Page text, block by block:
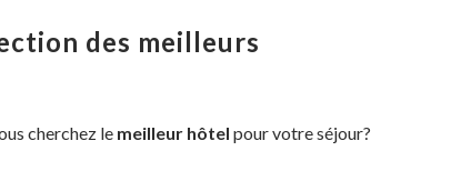
des meilleurs
cherchez le meilleur hôtel pour votre séjour?